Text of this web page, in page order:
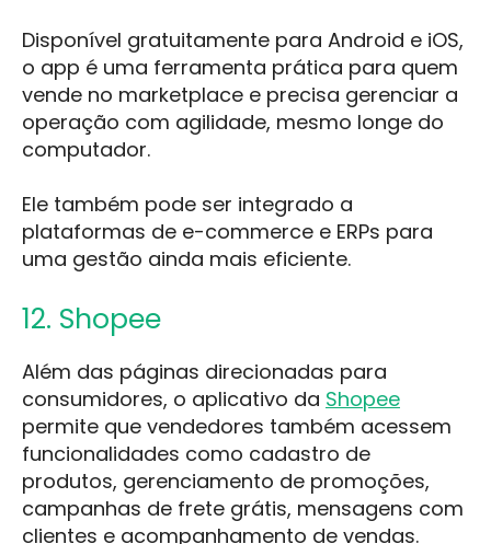
Disponível gratuitamente para Android e iOS,
o app é uma ferramenta prática para quem
vende no marketplace e precisa gerenciar a
operação com agilidade, mesmo longe do
computador.
Ele também pode ser integrado a
plataformas de e-commerce e ERPs para
uma gestão ainda mais eficiente.
12. Shopee
Além das páginas direcionadas para
consumidores, o aplicativo da Shopee
permite que vendedores também acessem
funcionalidades como cadastro de
produtos, gerenciamento de promoções,
campanhas de frete grátis, mensagens com
clientes e acompanhamento de vendas.